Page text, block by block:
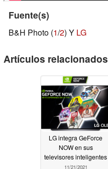
Fuente(s)
B&H Photo (1/2) Y LG
Artículos relacionados
LG integra GeForce
NOW en sus
televisores inteligentes
11/21/2021